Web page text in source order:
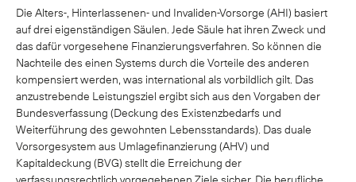
Dienstleistungen
Mitgliedschaft
Wissen
Newsroom
Die Alters-, Hinterlassenen- und Invaliden-Vorsorge (AHI) basiert
auf drei eigenständigen Säulen. Jede Säule hat ihren Zweck und
das dafür vorgesehene Finanzierungsverfahren. So können die
Nachteile des einen Systems durch die Vorteile des anderen
kompensiert werden, was international als vorbildlich gilt. Das
anzustrebende Leistungsziel ergibt sich aus den Vorgaben der
Bundesverfassung (Deckung des Existenzbedarfs und
Weiterführung des gewohnten Lebensstandards). Das duale
Vorsorgesystem aus Umlagefinanzierung (AHV) und
Kapitaldeckung (BVG) stellt die Erreichung der